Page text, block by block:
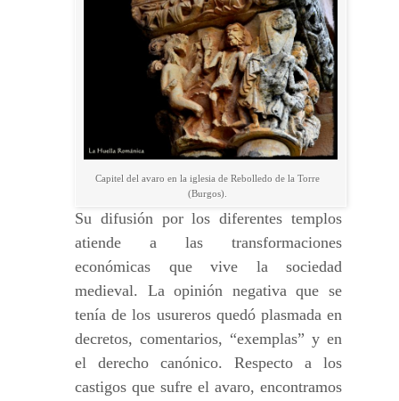
Capitel del avaro en la iglesia de Rebolledo de la Torre
(Burgos).
Su difusión por los diferentes templos
atiende a las transformaciones
económicas que vive la sociedad
medieval. La opinión negativa que se
tenía de los usureros quedó plasmada en
decretos, comentarios, “exemplas” y en
el derecho canónico. Respecto a los
castigos que sufre el avaro, encontramos